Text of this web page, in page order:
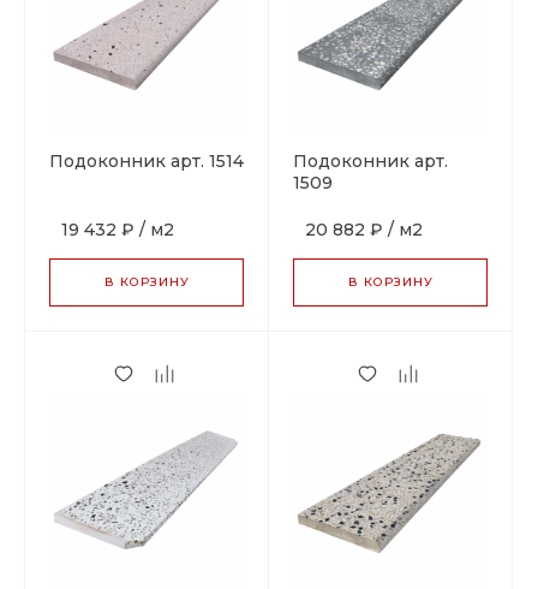
Подоконник арт. 1514
19 432 ₽ / м2
В КОРЗИНУ
Подоконник арт.
1509
20 882 ₽ / м2
В КОРЗИНУ